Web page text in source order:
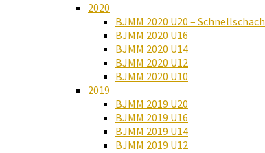
2020
BJMM 2020 U20 – Schnellschach
BJMM 2020 U16
BJMM 2020 U14
BJMM 2020 U12
BJMM 2020 U10
2019
BJMM 2019 U20
BJMM 2019 U16
BJMM 2019 U14
BJMM 2019 U12